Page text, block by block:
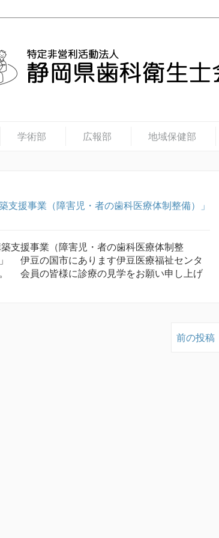
学術部 広報部 地域保健部
支援事業（障害児・者の歯科医療体制整備）」
支援事業（障害児・者の歯科医療体制整
伊豆の国市にあります伊豆医療福祉センタ
会員の皆様に診療の見学をお願い申し上げ
前の投稿